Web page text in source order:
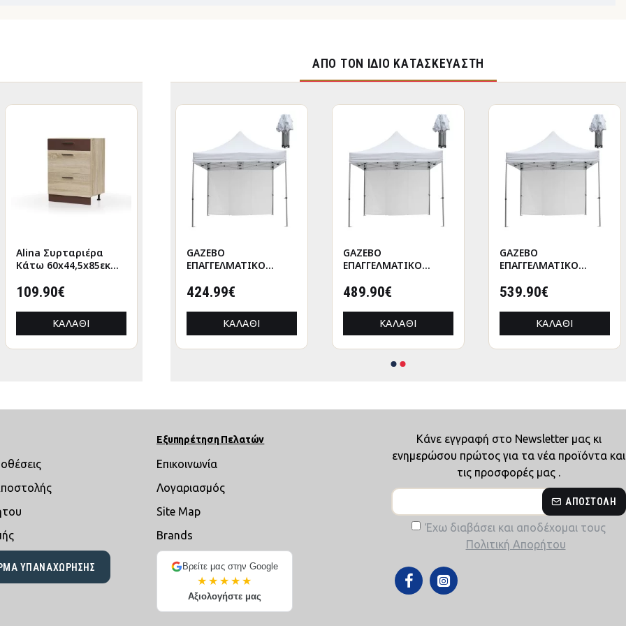
Alina Συρταριέρα
Κάτω 60x44,5x85εκ
109.90€
ΚΑΛΆΘΙ
ΑΠΌ ΤΟΝ ΊΔΙΟ ΚΑΤΑΣΚΕΥΑΣΤΉ
GAZEBO
ΕΠΑΓΓΕΛΜΑΤΙΚΟ
CRESSEN HM21097
ΑΛΟΥΜΙΝΙΟΥ
3x3x3,4Yμ
374.99€
ΚΑΛΆΘΙ
GAZEBO
ΕΠΑΓΓΕΛΜΑΤΙΚΟ
CRESSEN HM21097.01
ΑΛΟΥΜΙΝΙΟΥ
3x3x3,4Yεκ
424.99€
ΚΑΛΆΘΙ
GAZEBO
ΕΠΑΓΓΕΛΜΑΤΙΚΟ
CRESSEN HM21098
ΑΛΟΥΜΙΝΙΟΥ
3x4,5x3,4Yμ
489.90€
ΚΑΛΆΘΙ
GAZEBO
ΕΠΑΓΓΕΛΜΑΤΙΚΟ
CRESSEN HM21098.01
ΑΛΟΥΜΙΝΙΟΥ
3x4,5x3,4Yμ
539.90€
ΚΑΛΆΘΙ
ΥΠΑΝΑΧΏΡΗΣΗΣ
Εξυπηρέτηση Πελατών
Επικοινωνία
Λογαριασμός
Site Map
Brands
Βρείτε μας στην Google
★★★★★
Αξιολογήστε μας
Κάνε εγγραφή στο Newsletter μας κι
ενημερώσου πρώτος για τα νέα προϊόντα και
τις προσφορές μας .
ΑΠΟΣΤΟΛΉ
Έχω διαβάσει και αποδέχομαι τους
Πολιτική Απορήτου